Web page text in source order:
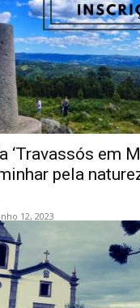
‘Travassós em
pela
12, 2023